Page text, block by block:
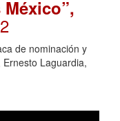
de nominación y
Laguardia,